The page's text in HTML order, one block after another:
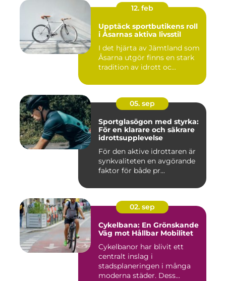
12. feb
Upptäck sportbutikens roll
i Åsarnas aktiva livsstil
I det hjärta av Jämtland som
Åsarna utgör finns en stark
tradition av idrott oc...
05. sep
Sportglasögon med styrka:
För en klarare och säkrare
idrottsupplevelse
För den aktive idrottaren är
synkvaliteten en avgörande
faktor för både pr...
02. sep
Cykelbana: En Grönskande
Väg mot Hållbar Mobilitet
Cykelbanor har blivit ett
centralt inslag i
stadsplaneringen i många
moderna städer. Dess...